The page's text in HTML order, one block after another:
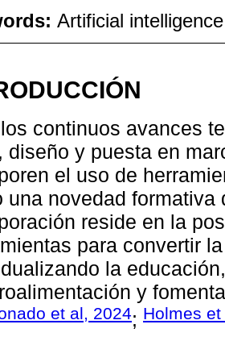
Artificial
continuos avances
diseño y puesta en
el uso de
una novedad
reside en la
para convertir
la
y
et al, 2024; Holmes